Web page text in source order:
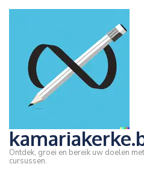
Ga
Enter)
Ontdek, groei en bereik uw doelen
cursussen.